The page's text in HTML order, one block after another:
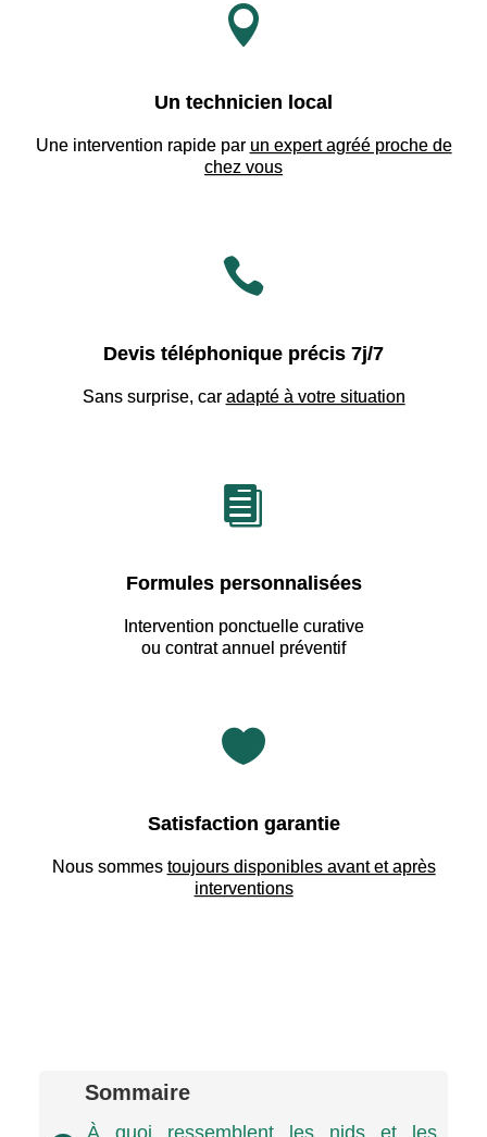

Un technicien local
Une intervention rapide par un expert agréé proche de
chez vous

Devis téléphonique précis 7j/7
Sans surprise, car adapté à votre situation

Formules personnalisées
Intervention ponctuelle curative
ou contrat annuel préventif

Satisfaction garantie
Nous sommes toujours disponibles avant et après
interventions
Sommaire
À quoi ressemblent les nids et les